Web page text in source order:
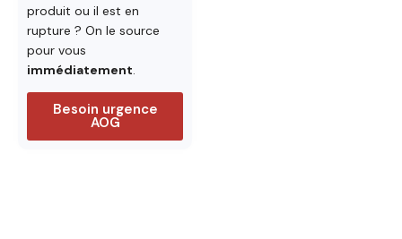
produit ou il est en
rupture ? On le source
pour vous
immédiatement.
Besoin urgence
AOG